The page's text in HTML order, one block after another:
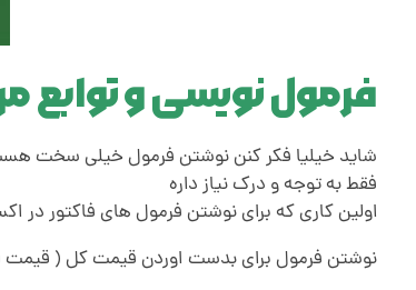
ب
د
ی
فرمول نویسی و توابع
شاید خیلیا فکر کنن نوشتن فرمول خیلی سخت هست
فقط به توجه و درک نیاز داره
اولین کاری که برای نوشتن فرمول های فاکتور در
نوشتن فرمول برای بدست اوردن قیمت کل ( قیمت